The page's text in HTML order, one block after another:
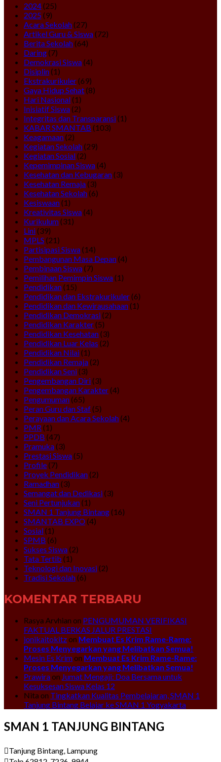
2024(25)
2025(9)
Acara Sekolah(27)
Artikel Guru & Siswa(72)
Berita Sekolah(64)
Daring(7)
Demokrasi Siswa(4)
Disiplin(1)
Ekstrakurikuler(69)
Gaya Hidup Sehat(8)
Hari Nasional(1)
Inisiatif Siswa(2)
Integritas dan Transparansi(1)
KABAR SMANTAB (103)
Keagamaan(2)
Kegiatan Sekolah(29)
Kegiatan Sosial(2)
Kepemimpinan Siswa(4)
Kesehatan dan Kebugaran(3)
Kesehatan Remaja(3)
Kesehatan Sekolah(6)
Kesiswaan(1)
Kreativitas Siswa(4)
Kurikulum(31)
Lini(39)
MPLS (21)
Partisipasi Siswa(14)
Pembangunan Masa Depan(4)
Pembinaan Siswa(7)
Pemilihan Pemimpin Siswa(1)
Pendidikan(15)
Pendidikan dan Ekstrakurikuler(6)
Pendidikan dan Kewirausahaan(1)
Pendidikan Demokrasi(2)
Pendidikan Karakter(5)
Pendidikan Kesehatan(3)
Pendidikan Luar Kelas (2)
Pendidikan Nilai(1)
Pendidikan Remaja(2)
Pendidikan Seni(3)
Pengembangan Diri(3)
Pengembangan Karakter(4)
Pengumuman(65)
Peran Guru dan Staf(5)
Perayaan dan Acara Sekolah(4)
PMR (1)
PPDB (47)
Pramuka(3)
Prestasi Siswa(5)
Profile(7)
Proyek Pendidikan(2)
Ramadhan(3)
Semangat dan Dedikasi(3)
Seni Pertunjukan(1)
SMAN 1 Tanjung Bintang(16)
SMANTAB EXPO(4)
Sosial(1)
SPMB (6)
Sukses Siswa(2)
Tata Tertib (1)
Teknologi dan Inovasi(2)
Tradisi Sekolah(6)
KOMENTAR TERBARU
Rasya Arvhian on PENGUMUMAN VERIFIKASI
FAKTUAL BERKAS JALUR PRESTASI
jonikaitokitzon Membuat Es Krim Rame-Rame:
Proses Menyegarkan yang Melibatkan Semua!
Mesin Es Krimon Membuat Es Krim Rame-Rame:
Proses Menyegarkan yang Melibatkan Semua!
Prawiraon Jumat Mengaji: Doa Bersama untuk
Kesuksesan Siswa Kelas 12
Nita on Tingkatkan Kualitas Pembelajaran, SMAN 1
Tanjung Bintang Belajar ke SMAN 1 Yogyakarta
SMAN 1 TANJUNG BINTANG
Tanjung Bintang, Lampung